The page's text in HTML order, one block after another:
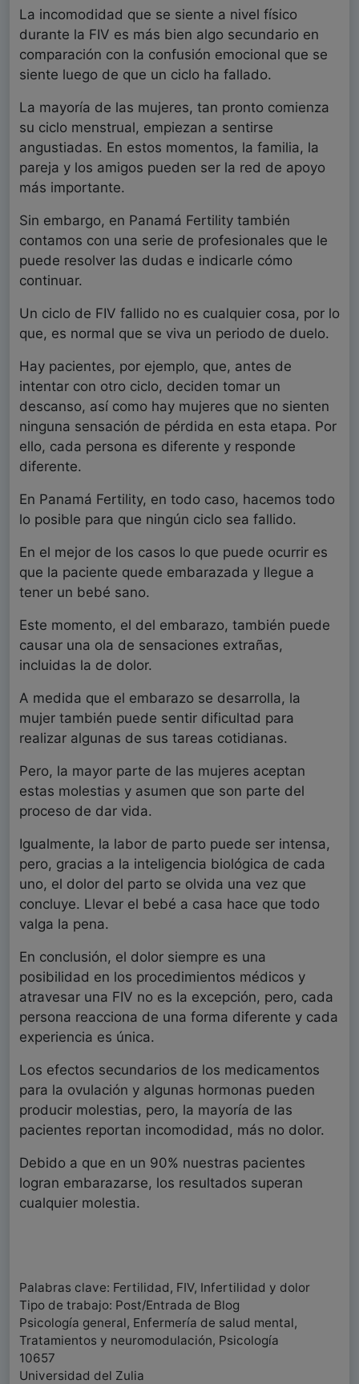
La incomodidad que se siente a nivel físico
durante la FIV es más bien algo secundario en
comparación con la confusión emocional que se
siente luego de que un ciclo ha fallado.
La mayoría de las mujeres, tan pronto comienza
su ciclo menstrual, empiezan a sentirse
angustiadas. En estos momentos, la familia, la
pareja y los amigos pueden ser la red de apoyo
más importante.
Sin embargo, en Panamá Fertility también
contamos con una serie de profesionales que le
puede resolver las dudas e indicarle cómo
continuar.
Un ciclo de FIV fallido no es cualquier cosa, por lo
que, es normal que se viva un periodo de duelo.
Hay pacientes, por ejemplo, que, antes de
intentar con otro ciclo, deciden tomar un
descanso, así como hay mujeres que no sienten
ninguna sensación de pérdida en esta etapa. Por
ello, cada persona es diferente y responde
diferente.
En Panamá Fertility, en todo caso, hacemos todo
lo posible para que ningún ciclo sea fallido.
En el mejor de los casos lo que puede ocurrir es
que la paciente quede embarazada y llegue a
tener un bebé sano.
Este momento, el del embarazo, también puede
causar una ola de sensaciones extrañas,
incluidas la de dolor.
A medida que el embarazo se desarrolla, la
mujer también puede sentir dificultad para
realizar algunas de sus tareas cotidianas.
Pero, la mayor parte de las mujeres aceptan
estas molestias y asumen que son parte del
proceso de dar vida.
Igualmente, la labor de parto puede ser intensa,
pero, gracias a la inteligencia biológica de cada
uno, el dolor del parto se olvida una vez que
concluye. Llevar el bebé a casa hace que todo
valga la pena.
En conclusión, el dolor siempre es una
posibilidad en los procedimientos médicos y
atravesar una FIV no es la excepción, pero, cada
persona reacciona de una forma diferente y cada
experiencia es única.
Los efectos secundarios de los medicamentos
para la ovulación y algunas hormonas pueden
producir molestias, pero, la mayoría de las
pacientes reportan incomodidad, más no dolor.
Debido a que en un 90% nuestras pacientes
logran embarazarse, los resultados superan
cualquier molestia.
Palabras clave: Fertilidad, FIV, Infertilidad y dolor
Tipo de trabajo: Post/Entrada de Blog
Psicología general, Enfermería de salud mental,
Tratamientos y neuromodulación, Psicología
10657
Universidad del Zulia